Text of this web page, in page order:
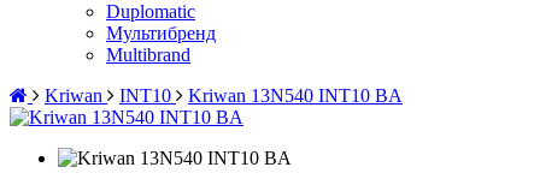
Duplomatic
Мультибренд
Multibrand
Kriwan
INT10 Kriwan 13N540 INT10 BA